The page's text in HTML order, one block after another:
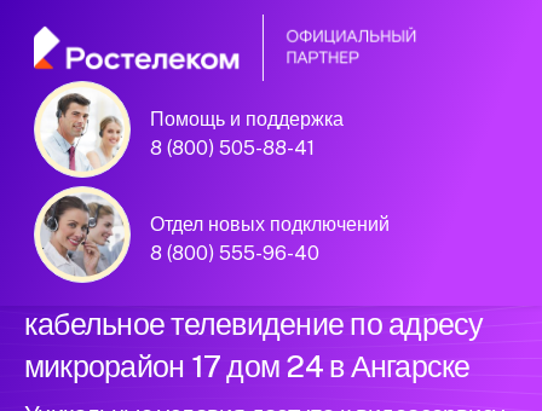
Помощь и поддержка
8 (800) 505-88-41
Отдел новых подключений
8 (800) 555-96-40
Официальный
партнер Ростелеком
Подключили новый интернет и
кабельное телевидение по адресу
микрорайон 17 дом 24 в Ангарске